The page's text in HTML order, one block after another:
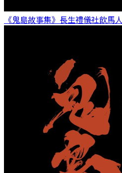
《鬼島故事集》長生禮儀社飲馬人